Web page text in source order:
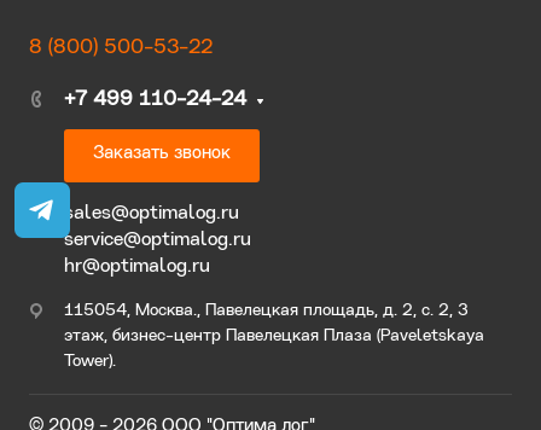
8 (800) 500-53-22
+7 499 110-24-24
Заказать звонок
sales@optimalog.ru
service@optimalog.ru
hr@optimalog.ru
115054, Москва., Павелецкая площадь, д. 2, с. 2, 3
этаж, бизнес-центр Павелецкая Плаза (Paveletskaya
Tower).